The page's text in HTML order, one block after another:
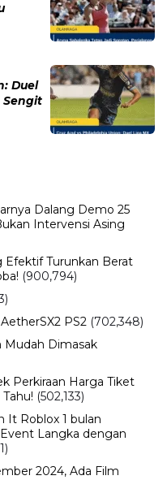
Duel
Sengit
Dalang Demo 25
Intervensi Asing
Efektif Turunkan Berat
(900,794)
PS2 (702,348)
Mudah Dimasak
Perkiraan Harga Tiket
(502,133)
It Roblox 1 bulan
Langka dengan
2024, Ada Film